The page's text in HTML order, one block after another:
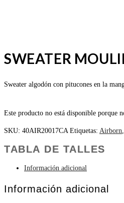
SWEATER
Sweater algodón con pitucones en la
Este producto no está disponible porque
SKU: 40AIR20017CA Etiquetas: Airborn,
TABLA DE TALLES
Información adicional
Información adicional